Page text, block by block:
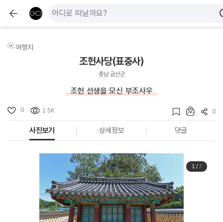
여행지
조헌사당(표충사)
충남 금산군
조헌 선생을 모신 부조사우
0 1.5K 0
사진보기 상세정보 댓글
1/ 7